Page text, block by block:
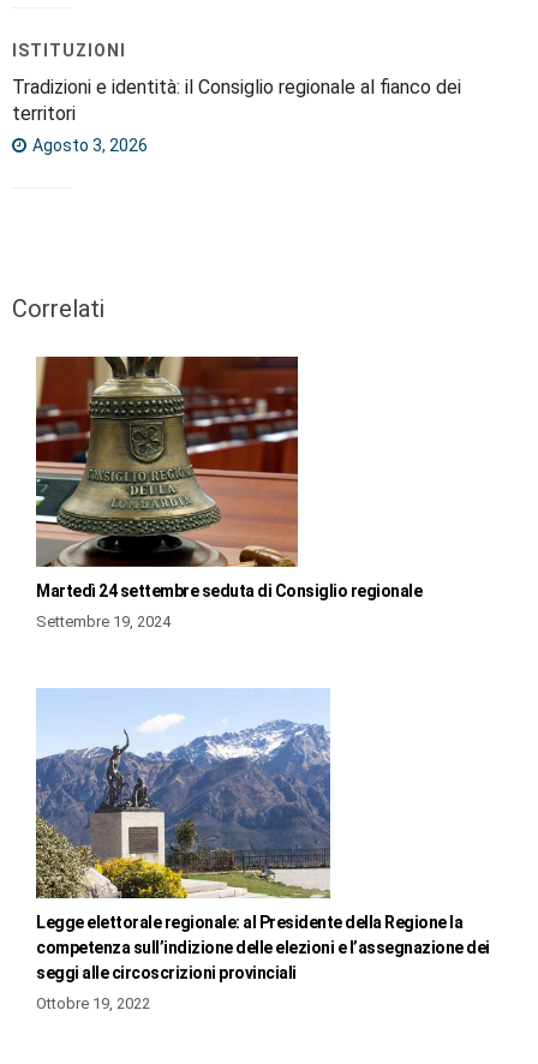
ISTITUZIONI
Tradizioni e identità: il Consiglio regionale al fianco dei
territori
Agosto 3, 2026
Correlati
Martedì 24 settembre seduta di Consiglio regionale
Settembre 19, 2024
Legge elettorale regionale: al Presidente della Regione la
competenza sull’indizione delle elezioni e l’assegnazione dei
seggi alle circoscrizioni provinciali
Ottobre 19, 2022